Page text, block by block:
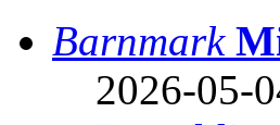
Barnmark
2026-05-